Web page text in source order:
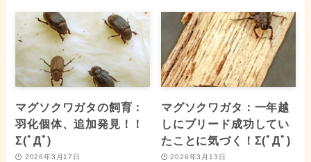
マグソクワガタの飼育：
羽化個体、追加発見！！
Σ(ﾟДﾟ)
2026年3月17日
マグソクワガタ：一年越
しにブリード成功してい
たことに気づく！Σ(ﾟДﾟ)
2026年3月13日